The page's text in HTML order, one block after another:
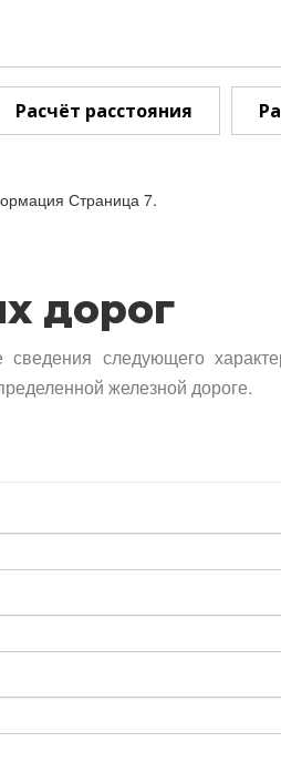
Расчёт расстояния
Страница 7.
дорог
следующего
железной дороге.